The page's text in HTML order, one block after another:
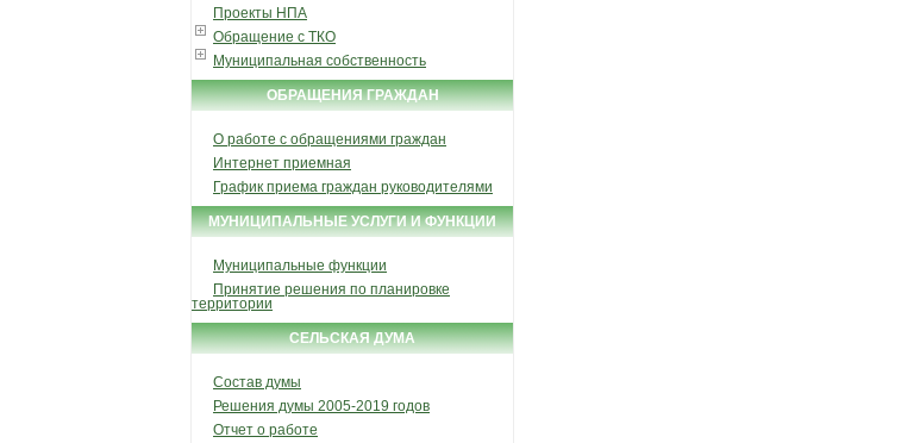
Проекты НПА
Обращение с ТКО
Муниципальная собственность
ОБРАЩЕНИЯ ГРАЖДАН
О работе с обращениями граждан
Интернет приемная
График приема граждан руководителями
МУНИЦИПАЛЬНЫЕ УСЛУГИ И ФУНКЦИИ
Муниципальные функции
Принятие решения по планировке
территории
СЕЛЬСКАЯ ДУМА
Состав думы
Решения думы 2005-2019 годов
Отчет о работе